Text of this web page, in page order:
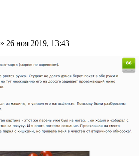
» 26 ноя 2019, 13:43